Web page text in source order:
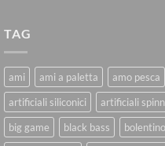
TAG
ami ami a paletta amo pesca
artificiali siliconici
artificiali
big game
black bass bolentino